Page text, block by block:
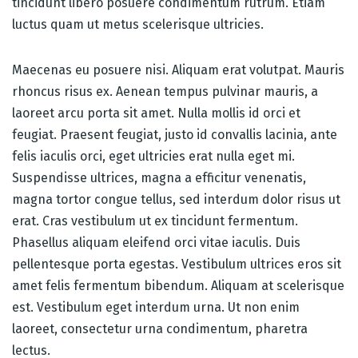
luctus quam ut metus scelerisque ultricies.
Maecenas eu posuere nisi. Aliquam erat volutpat. Mauris
rhoncus risus ex. Aenean tempus pulvinar mauris, a
laoreet arcu porta sit amet. Nulla mollis id orci et
feugiat. Praesent feugiat, justo id convallis lacinia, ante
felis iaculis orci, eget ultricies erat nulla eget mi.
Suspendisse ultrices, magna a efficitur venenatis,
magna tortor congue tellus, sed interdum dolor risus ut
erat. Cras vestibulum ut ex tincidunt fermentum.
Phasellus aliquam eleifend orci vitae iaculis. Duis
pellentesque porta egestas. Vestibulum ultrices eros sit
amet felis fermentum bibendum. Aliquam at scelerisque
est. Vestibulum eget interdum urna. Ut non enim
laoreet, consectetur urna condimentum, pharetra
lectus.